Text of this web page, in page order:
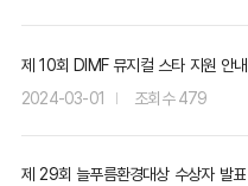
제 10회 DIMF 뮤지컬 스타 지원 안내
2024-03-01
479
제 29회 늘푸름환경대상 수상자 발표